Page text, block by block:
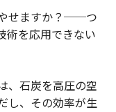
やせますか？──つ
術を応用できない
、石炭を高圧の空
し、その効率が生